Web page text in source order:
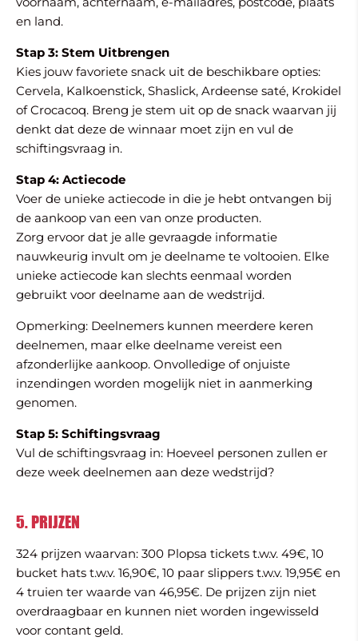
en land.
Stap 3: Stem Uitbrengen
Kies jouw favoriete snack uit de beschikbare opties:
Cervela, Kalkoenstick, Shaslick, Ardeense saté, Krokidel
of Crocacoq. Breng je stem uit op de snack waarvan jij
denkt dat deze de winnaar moet zijn en vul de
schiftingsvraag in.
Stap 4: Actiecode
Voer de unieke actiecode in die je hebt ontvangen bij
de aankoop van een van onze producten.
Zorg ervoor dat je alle gevraagde informatie
nauwkeurig invult om je deelname te voltooien. Elke
unieke actiecode kan slechts eenmaal worden
gebruikt voor deelname aan de wedstrijd.
Opmerking: Deelnemers kunnen meerdere keren
deelnemen, maar elke deelname vereist een
afzonderlijke aankoop. Onvolledige of onjuiste
inzendingen worden mogelijk niet in aanmerking
genomen.
Stap 5: Schiftingsvraag
Vul de schiftingsvraag in: Hoeveel personen zullen er
deze week deelnemen aan deze wedstrijd?
5. PRIJZEN
324 prijzen waarvan: 300 Plopsa tickets t.w.v. 49€, 10
bucket hats t.w.v. 16,90€, 10 paar slippers t.w.v. 19,95€ en
4 truien ter waarde van 46,95€. De prijzen zijn niet
overdraagbaar en kunnen niet worden ingewisseld
voor contant geld.